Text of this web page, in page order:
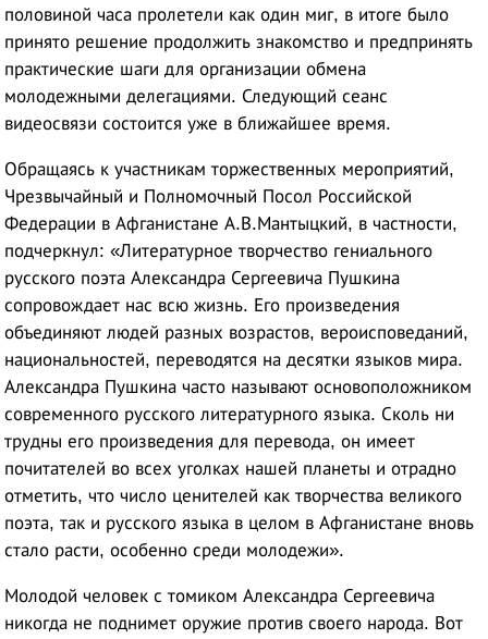
половиной часа пролетели как один миг, в итоге было
принято решение продолжить знакомство и предпринять
практические шаги для организации обмена
молодежными делегациями. Следующий сеанс
видеосвязи состоится уже в ближайшее время.
Обращаясь к участникам торжественных мероприятий,
Чрезвычайный и Полномочный Посол Российской
Федерации в Афганистане А.В.Мантыцкий, в частности,
подчеркнул: «Литературное творчество гениального
русского поэта Александра Сергеевича Пушкина
сопровождает нас всю жизнь. Его произведения
объединяют людей разных возрастов, вероисповеданий,
национальностей, переводятся на десятки языков мира.
Александра Пушкина часто называют основоположником
современного русского литературного языка. Сколь ни
трудны его произведения для перевода, он имеет
почитателей во всех уголках нашей планеты и отрадно
отметить, что число ценителей как творчества великого
поэта, так и русского языка в целом в Афганистане вновь
стало расти, особенно среди молодежи».
Молодой человек с томиком Александра Сергеевича
никогда не поднимет оружие против своего народа. Вот